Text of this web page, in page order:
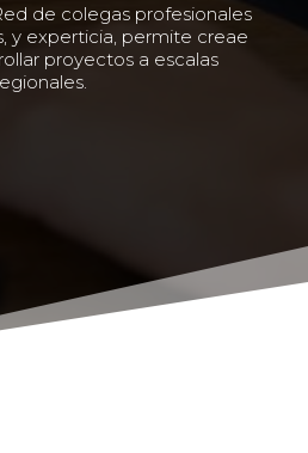
de colegas profesionales
y experticia, permite creae
proyectos a escalas